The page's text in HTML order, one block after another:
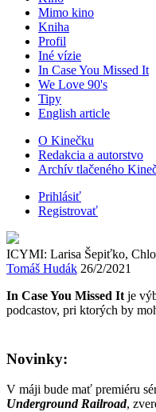
Mimo kino
Kniha
Profil
Iné vízie
In Case You Missed It
We Love 90's
Tipy
English article
O Kinečku
Redakcia a autorstvo
Archív tlačeného
Prihlásiť
Registrovať
ICYMI: Larisa Šepiťko,
Tomáš Hudák 26/2/2021
In Case You Missed It je
podcastov, pri ktorých by
Novinky:
V máji bude mať premiéru
Underground Railroad,